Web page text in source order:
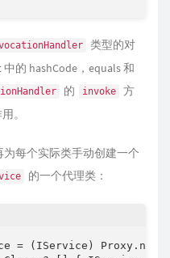
类型的对
的 hashCode，equals 和
的 invoke
方
。
每个实际类手动创建一个
的一个代理类：
= (IService)